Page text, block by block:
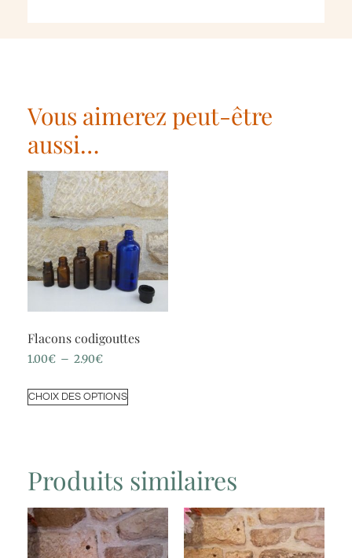
Vous aimerez peut-être
aussi…
Flacons codigouttes
1.00€ – 2.90€
CHOIX DES OPTIONS
Produits similaires